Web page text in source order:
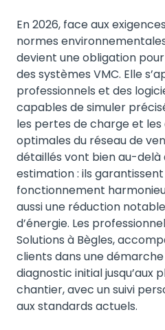
En 2026, face aux
normes
devient une obligation
des systèmes VMC. Elle
professionnels et des
capables de simuler
les pertes de charge et
optimales du réseau de
détaillés vont bien au-delà
estimation : ils
fonctionnement
aussi une réduction
d’énergie. Les
Solutions à Bègles,
clients dans une
diagnostic initial jusqu’aux
chantier, avec un suivi
aux standards actuels.